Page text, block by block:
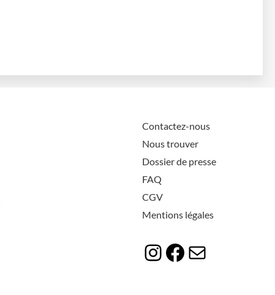
Contactez-nous
Nous trouver
Dossier de presse
FAQ
CGV
Mentions légales
Instagram
Facebook
E-mail